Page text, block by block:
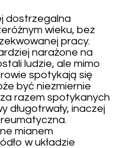
dostrzegalna
wieku, bez
pracy.
narażone na
ludzie, ale mimo
spotykają się
być niezmiernie
razem spotykanych
długotrwały, inaczej
mianem
w układzie